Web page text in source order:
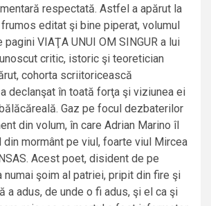
respectată. Astfel a apărut la
editat şi bine piperat, volumul
VIAŢA UNUI OM SINGUR a lui
critic, istoric şi teoretician
cohorta scriitoricească
declanşat în toată forţa şi viziunea ei
Gaz pe focul dezbaterilor
din volum, în care Adrian Marino îl
din mormânt pe viul, foarte viul Mircea
Acest poet, disident de pe
numai şoim al patriei, pripit din fire şi
a adus, de unde o fi adus, şi el ca şi